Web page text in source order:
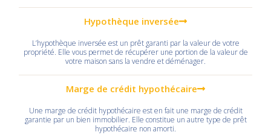
Hypothèque inversée
L’hypothèque inversée est un prêt garanti par la valeur de votre
propriété. Elle vous permet de récupérer une portion de la valeur de
votre maison sans la vendre et déménager.
Marge de crédit hypothécaire
Une marge de crédit hypothécaire est en fait une marge de crédit
garantie par un bien immobilier. Elle constitue un autre type de prêt
hypothécaire non amorti.